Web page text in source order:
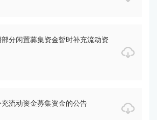
分闲置募集资金暂时补充流动资
流动资金募集资金的公告